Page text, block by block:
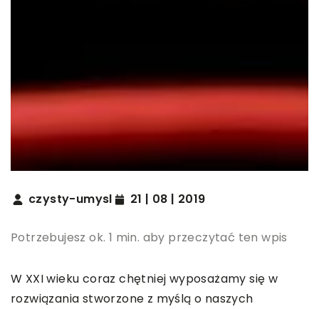
czysty-umysl 21 | 08 | 2019
Potrzebujesz ok. 1 min. aby przeczytać ten wpis
W XXI wieku coraz chętniej wyposażamy się w
rozwiązania stworzone z myślą o naszych